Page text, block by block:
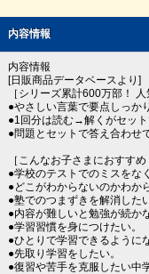
内容情報
内容情報
[日販商品データベースより]
［シリーズ累計600万部！
●やさしい言葉で要点しっかり
●1回分は読む→解くがセット
●問題とセットで答え合わせ
［こんなお子さまにおすすめ
●学校のテストでのミスをな
●どこがわからないのかわか
●塾でのつまずきを解消したい
●内容が難しいと勉強が続か
●学習習慣を身につけたい。
●ひとりで学習できるように
●先取り学習をしたい。
●復習や苦手を克服したい中